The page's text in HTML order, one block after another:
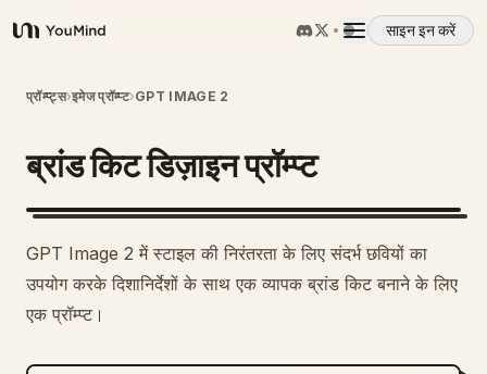
YouMind
साइन इन करें
अवलोकन
उपयोग के मामले
प्रॉम्प्ट
प्रॉम्प्ट्स›इमेज प्रॉम्प्ट›GPT IMAGE 2
ब्रांड किट डिज़ाइन प्रॉम्प्ट
GPT Image 2 में स्टाइल की निरंतरता के लिए संदर्भ छवियों का
उपयोग करके दिशानिर्देशों के साथ एक व्यापक ब्रांड किट बनाने के लिए
एक प्रॉम्प्ट।